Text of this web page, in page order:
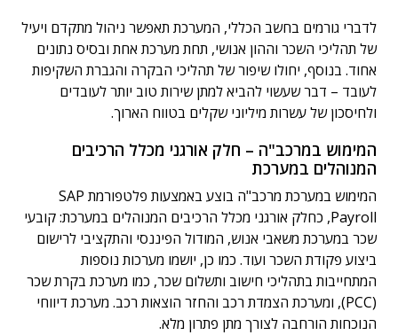
לדברי גורמים בחשב הכללי, המערכת תאפשר ניהול מתקדם ויעיל
של תהליכי השכר וההון אנושי, תחת מערכת אחת ובסיס נתונים
אחוד. בנוסף, יחולו שיפור של תהליכי הבקרה והגברת השקיפות
לעובד – דבר שעשוי להביא למתן שירות טוב יותר לעובדים
ולחיסכון של עשרות מיליוני שקלים בטווח הארוך.
המימוש במרכב"ה – חלק אורגני מכלל הרכיבים
המנוהלים במערכת
המימוש במערכת מרכב"ה בוצע באמצעות פלטפורמת SAP
Payroll, כחלק אורגני מכלל הרכיבים המנוהלים במערכת: קובעי
שכר במערכת משאבי אנוש, המודול הפיננסי והתקציבי לרישום
ביצוע פקודת השכר ועוד. כמו כן, יושמו מערכות נוספות
המתחייבות בתהליכי חישוב ותשלום שכר, כמו מערכת בקרת שכר
(PCC), ומערכת הצמדת רכב והחזר הוצאות רכב. מערכת דיווחי
הנוכחות הורחבה לצורך מתן פתרון מלא.